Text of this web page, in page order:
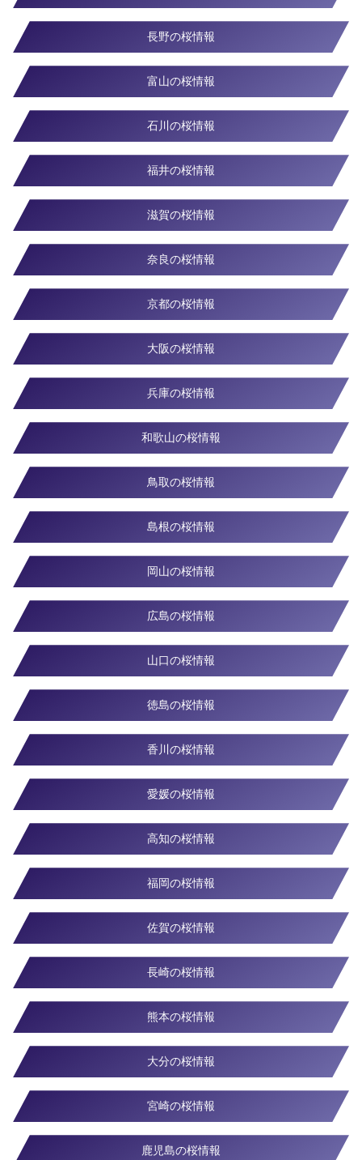
長野の桜情報
富山の桜情報
石川の桜情報
福井の桜情報
滋賀の桜情報
奈良の桜情報
京都の桜情報
大阪の桜情報
兵庫の桜情報
和歌山の桜情報
鳥取の桜情報
島根の桜情報
岡山の桜情報
広島の桜情報
山口の桜情報
徳島の桜情報
香川の桜情報
愛媛の桜情報
高知の桜情報
福岡の桜情報
佐賀の桜情報
長崎の桜情報
熊本の桜情報
大分の桜情報
宮崎の桜情報
鹿児島の桜情報